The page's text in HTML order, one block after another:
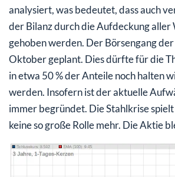
analysiert, was bedeutet, dass auch
der Bilanz durch die Aufdeckung aller
gehoben werden. Der Börsengang
Oktober geplant. Dies dürfte für die
in etwa 50 % der Anteile noch halten
werden. Insofern ist der aktuelle
immer begründet. Die Stahlkrise
keine so große Rolle mehr. Die Aktie